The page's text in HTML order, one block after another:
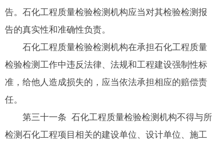
告。石化工程质量检验检测机构应当对其检验检测报
告的真实性和准确性负责。
石化工程质量检验检测机构在承担石化工程质量
检验检测工作中违反法律、法规和工程建设强制性标
准，给他人造成损失的，应当依法承担相应的赔偿责
任。
第三十一条 石化工程质量检验检测机构不得与所
检测石化工程项目相关的建设单位、设计单位、施工